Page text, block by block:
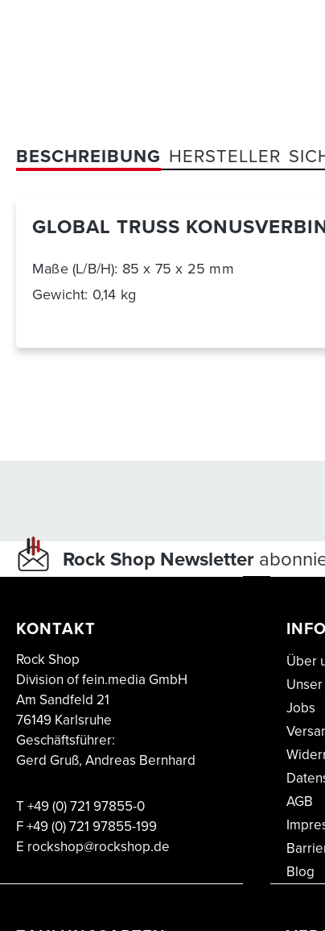
BESCHREIBUNG HERSTELLER
GLOBAL TRUSS
Maße (L/B/H): 85 x 75 x 25 mm
Gewicht: 0,14 kg
Rock Shop Newsletter
KONTAKT
Rock Shop
Division of fein.media GmbH
Am Sandfeld 21
76149 Karlsruhe
Geschäftsführer:
Gerd Gruß, Andreas Bernhard
T+49 (0) 721 97855-0
F+49 (0) 721 97855-199
E rockshop@rockshop.de
Über
Jobs
AGB
Blog